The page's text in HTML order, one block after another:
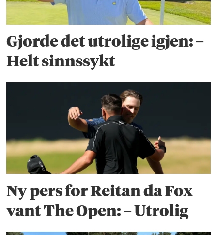
Gjorde det utrolige igjen: –
Helt sinnssykt
Ny pers for Reitan da Fox
vant The Open: – Utrolig